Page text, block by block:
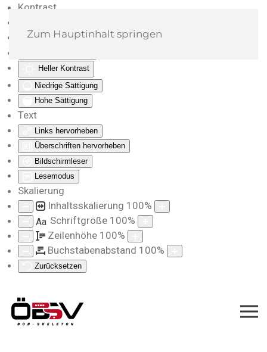
Kontrast
Monochrom
Heller Kontrast
Niedrige Sättigung
Hohe Sättigung
Text
Links hervorheben
Überschriften hervorheben
Bildschirmleser
Lesemodus
Skalierung
Inhaltsskalierung 100%
Aa Schriftgröße 100%
Zeilenhöhe 100%
Buchstabenabstand 100%
Zurücksetzen
Zum Hauptinhalt springen